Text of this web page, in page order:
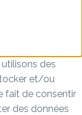
des
et/ou
fait de consentir
des données